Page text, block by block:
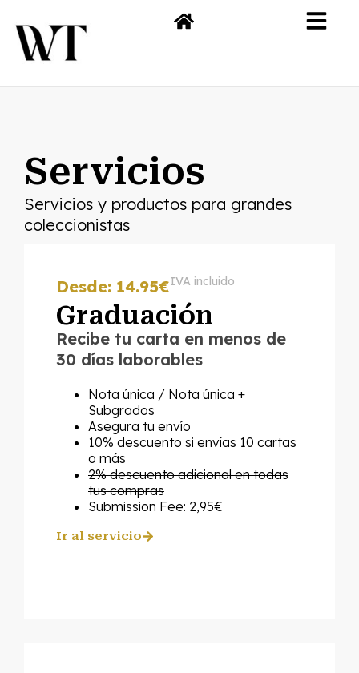
Servicios
Servicios y productos para grandes
coleccionistas
Desde: 14.95€IVA incluido
Graduación
Recibe tu carta en menos de
30 días laborables
Nota única / Nota única +
Subgrados
Asegura tu envío
10% descuento si envías 10 cartas
o más
2% descuento adicional en todas
tus compras
Submission Fee: 2,95€
Ir al servicio